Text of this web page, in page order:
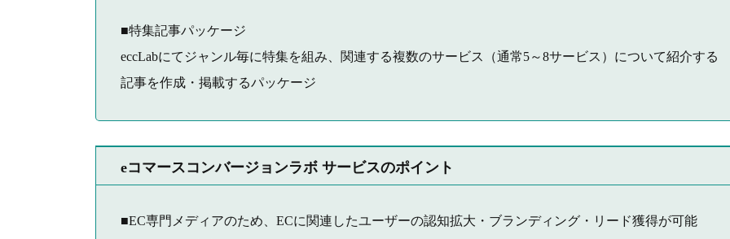
■特集記事パッケージ
eccLabにてジャンル毎に特集を組み、関連する複数のサービス（通常5～8サービス）について紹介する
記事を作成・掲載するパッケージ
eコマースコンバージョンラボ サービスのポイント
■EC専門メディアのため、ECに関連したユーザーの認知拡大・ブランディング・リード獲得が可能